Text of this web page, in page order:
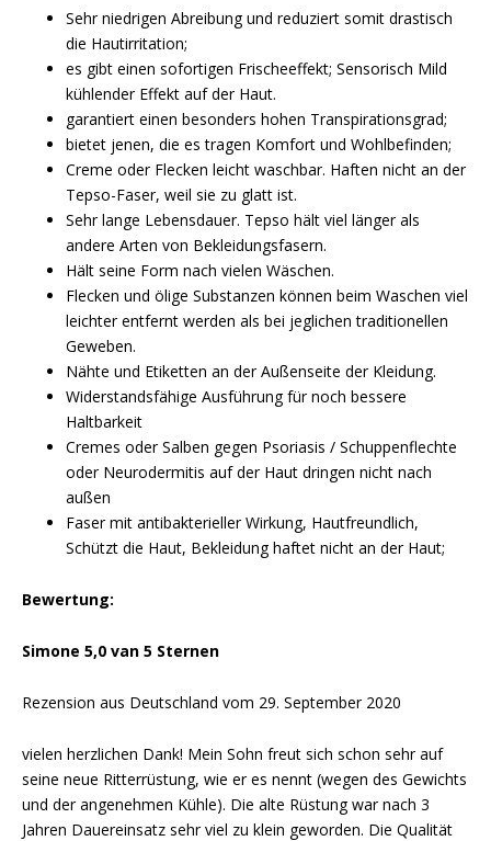
Sehr niedrigen Abreibung und reduziert somit drastisch
die Hautirritation;
es gibt einen sofortigen Frischeeffekt; Sensorisch Mild
kühlender Effekt auf der Haut.
garantiert einen besonders hohen Transpirationsgrad;
bietet jenen, die es tragen Komfort und Wohlbefinden;
Creme oder Flecken leicht waschbar. Haften nicht an der
Tepso-Faser, weil sie zu glatt ist.
Sehr lange Lebensdauer. Tepso hält viel länger als
andere Arten von Bekleidungsfasern.
Hält seine Form nach vielen Wäschen.
Flecken und ölige Substanzen können beim Waschen viel
leichter entfernt werden als bei jeglichen traditionellen
Geweben.
Nähte und Etiketten an der Außenseite der Kleidung.
Widerstandsfähige Ausführung für noch bessere
Haltbarkeit
Cremes oder Salben gegen Psoriasis / Schuppenflechte
oder Neurodermitis auf der Haut dringen nicht nach
außen
Faser mit antibakterieller Wirkung, Hautfreundlich,
Schützt die Haut, Bekleidung haftet nicht an der Haut;
Bewertung:
Simone 5,0 van 5 Sternen
Rezension aus Deutschland vom 29. September 2020
vielen herzlichen Dank! Mein Sohn freut sich schon sehr auf
seine neue Ritterrüstung, wie er es nennt (wegen des Gewichts
und der angenehmen Kühle). Die alte Rüstung war nach 3
Jahren Dauereinsatz sehr viel zu klein geworden. Die Qualität